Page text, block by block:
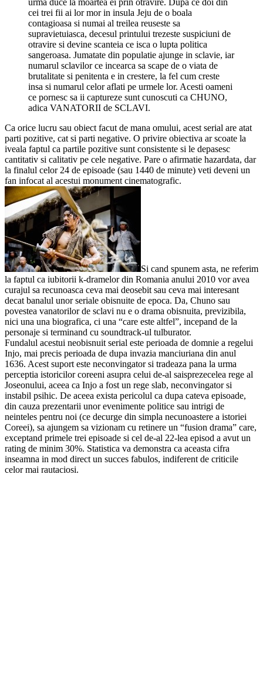
cei trei fii ai lor mor in insula Jeju de o boala
contagioasa si numai al treilea reuseste sa
supravietuiasca, decesul printului trezeste suspiciuni de
otravire si devine scanteia ce isca o lupta politica
sangeroasa. Jumatate din populatie ajunge in sclavie, iar
numarul sclavilor ce incearca sa scape de o viata de
brutalitate si penitenta e in crestere, la fel cum creste
insa si numarul celor aflati pe urmele lor. Acesti oameni
ce pornesc sa ii captureze sunt cunoscuti ca CHUNO,
adica VANATORII de SCLAVI.
Ca orice lucru sau obiect facut de mana omului, acest serial are atat
parti pozitive, cat si parti negative. O privire obiectiva ar scoate la
iveala faptul ca partile pozitive sunt consistente si le depasesc
cantitativ si calitativ pe cele negative. Pare o afirmatie hazardata, dar
la finalul celor 24 de episoade (sau 1440 de minute) veti deveni un
fan infocat al acestui monument cinematografic.
Si cand spunem asta, ne referim
la faptul ca iubitorii k-dramelor din Romania anului 2010 vor avea
curajul sa recunoasca ceva mai deosebit sau ceva mai interesant
decat banalul unor seriale obisnuite de epoca. Da, Chuno sau
povestea vanatorilor de sclavi nu e o drama obisnuita, previzibila,
nici una una biografica, ci una “care este altfel”, incepand de la
personaje si terminand cu soundtrack-ul tulburator.
Fundalul acestui neobisnuit serial este perioada de domnie a regelui
Injo, mai precis perioada de dupa invazia manciuriana din anul
1636. Acest suport este neconvingator si tradeaza pana la urma
perceptia istoricilor coreeni asupra celui de-al saisprezecelea rege al
Joseonului, aceea ca Injo a fost un rege slab, neconvingator si
instabil psihic. De aceea exista pericolul ca dupa cateva episoade,
din cauza prezentarii unor evenimente politice sau intrigi de
neinteles pentru noi (ce decurge din simpla necunoastere a istoriei
Coreei), sa ajungem sa vizionam cu retinere un “fusion drama” care,
exceptand primele trei episoade si cel de-al 22-lea episod a avut un
rating de minim 30%. Statistica va demonstra ca aceasta cifra
inseamna in mod direct un succes fabulos, indiferent de criticile
celor mai rautaciosi.